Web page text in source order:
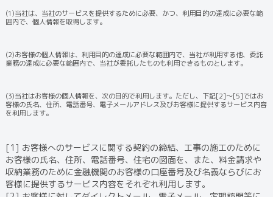
(1)当社は、当社のサービスを提供するために必要、かつ、利用目的の達成に必要な範
囲内で、個人情報を取得します。
(2)お客様の個人情報は、利用目的の達成に必要な範囲内で、当社が利用する他、委託
業務の達成に必要な範囲内で、当社が委託したものも利用できるものとします。
(3)当社はお客様の個人情報を、次の目的で利用します。ただし、下記[2]～[5]ではお
客様の氏名、住所、電話番号、電子メールアドレス及びお客様に提供するサービス内容
を利用します。
[1] お客様へのサービスに関する契約の締結、工事の施工のために
お客様の氏名、住所、電話番号、住宅の図面を、また、料金請求や
収納業務のために金融機関のお客様の口座番号及び名義ならびにお
客様に提供するサービス内容をそれぞれ利用します。